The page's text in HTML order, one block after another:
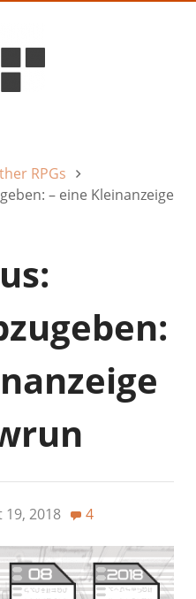
RPGs
– eine Kleinanzeige
19, 2018 4